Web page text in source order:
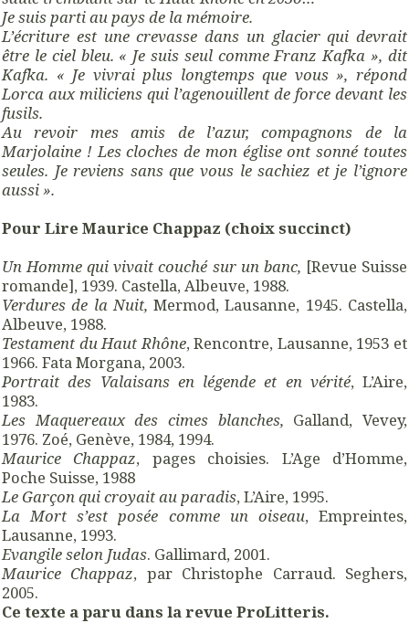
Je suis parti au pays de la mémoire.
L’écriture est une crevasse dans un glacier qui devrait
être le ciel bleu. « Je suis seul comme Franz Kafka », dit
Kafka. « Je vivrai plus longtemps que vous », répond
Lorca aux miliciens qui l’agenouillent de force devant les
fusils.
Au revoir mes amis de l’azur, compagnons de la
Marjolaine ! Les cloches de mon église ont sonné toutes
seules. Je reviens sans que vous le sachiez et je l’ignore
aussi ».
Pour Lire Maurice Chappaz (choix succinct)
Un Homme qui vivait couché sur un banc, [Revue Suisse
romande], 1939. Castella, Albeuve, 1988.
Verdures de la Nuit, Mermod, Lausanne, 1945. Castella,
Albeuve, 1988.
Testament du Haut Rhône, Rencontre, Lausanne, 1953 et
1966. Fata Morgana, 2003.
Portrait des Valaisans en légende et en vérité, L’Aire,
1983.
Les Maquereaux des cimes blanches, Galland, Vevey,
1976. Zoé, Genève, 1984, 1994.
Maurice Chappaz, pages choisies. L’Age d’Homme,
Poche Suisse, 1988
Le Garçon qui croyait au paradis, L’Aire, 1995.
La Mort s’est posée comme un oiseau, Empreintes,
Lausanne, 1993.
Evangile selon Judas. Gallimard, 2001.
Maurice Chappaz, par Christophe Carraud. Seghers,
2005.
Ce texte a paru dans la revue ProLitteris.